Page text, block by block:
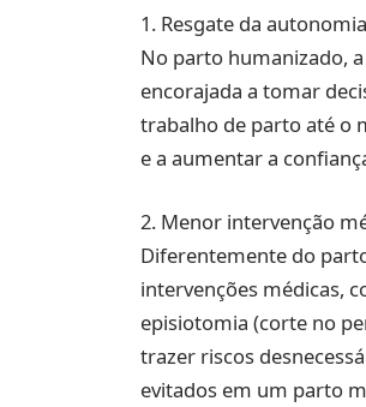
1. Resgate da
No parto humanizado,
encorajada a tomar
trabalho de parto até o
e a aumentar a
2. Menor intervenção
Diferentemente do
intervenções médicas,
episiotomia (corte no
trazer riscos
evitados em um parto